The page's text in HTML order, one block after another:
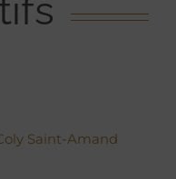
Saint-Amand